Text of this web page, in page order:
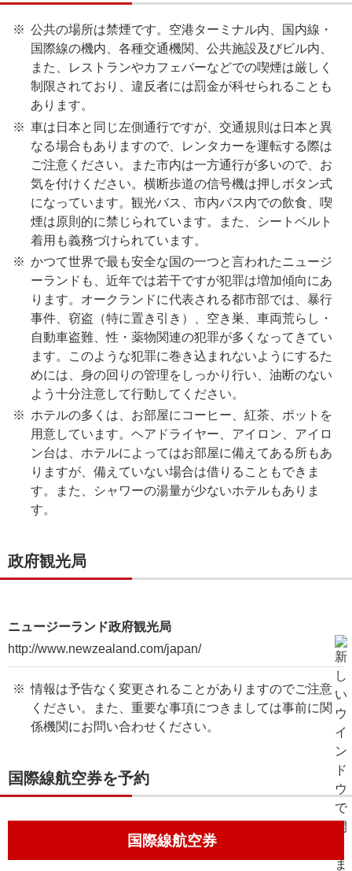
公共の場所は禁煙です。空港ターミナル内、国内線・
国際線の機内、各種交通機関、公共施設及びビル内、
また、レストランやカフェバーなどでの喫煙は厳しく
制限されており、違反者には罰金が科せられることも
あります。
車は日本と同じ左側通行ですが、交通規則は日本と異
なる場合もありますので、レンタカーを運転する際は
ご注意ください。また市内は一方通行が多いので、お
気を付けください。横断歩道の信号機は押しボタン式
になっています。観光バス、市内バス内での飲食、喫
煙は原則的に禁じられています。また、シートベルト
着用も義務づけられています。
かつて世界で最も安全な国の一つと言われたニュージ
ーランドも、近年では若干ですが犯罪は増加傾向にあ
ります。オークランドに代表される都市部では、暴行
事件、窃盗（特に置き引き）、空き巣、車両荒らし・
自動車盗難、性・薬物関連の犯罪が多くなってきてい
ます。このような犯罪に巻き込まれないようにするた
めには、身の回りの管理をしっかり行い、油断のない
よう十分注意して行動してください。
ホテルの多くは、お部屋にコーヒー、紅茶、ポットを
用意しています。ヘアドライヤー、アイロン、アイロ
ン台は、ホテルによってはお部屋に備えてある所もあ
りますが、備えていない場合は借りることもできま
す。また、シャワーの湯量が少ないホテルもありま
す。
政府観光局
ニュージーランド政府観光局
http://www.newzealand.com/japan/
情報は予告なく変更されることがありますのでご注意
ください。また、重要な事項につきましては事前に関
係機関にお問い合わせください。
国際線航空券を予約
国際線航空券